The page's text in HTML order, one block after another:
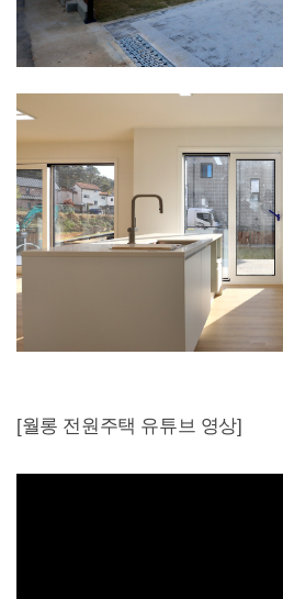
[월롱 전원주택 유튜브 영상]